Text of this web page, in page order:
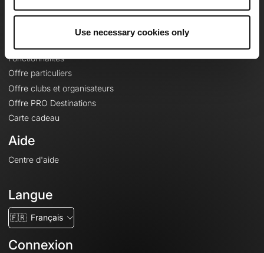
Use necessary cookies only
Fonctionnalités
Offre particuliers
Offre clubs et organisateurs
Offre PRO Destinations
Carte cadeau
Aide
Centre d'aide
Langue
🇫🇷 Français
Connexion